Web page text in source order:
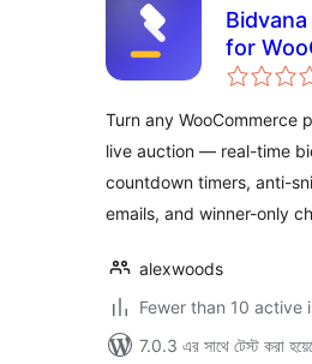
for
Turn any WooCommerce
live auction — real-time
countdown timers, anti-
emails, and winner-only
alexwoods
Fewer than 10 active
7.0.3 এর সাথে টেস্ট করা